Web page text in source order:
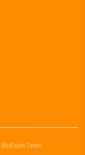
BluEagle Team